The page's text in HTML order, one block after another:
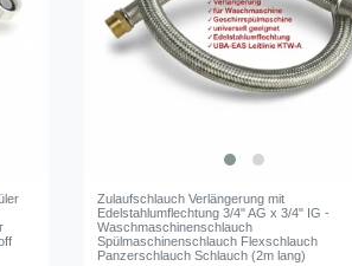
Zulaufschlauch Verlängerung mit
Edelstahlumflechtung 3/4" AG x 3/4" IG -
Waschmaschinenschlauch
Spülmaschinenschlauch Flexschlauch
Panzerschlauch Schlauch (2m lang)